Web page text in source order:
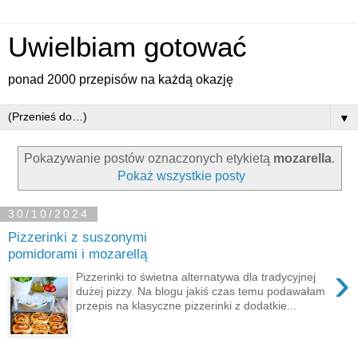
Uwielbiam gotować
ponad 2000 przepisów na każdą okazję
▼
Pokazywanie postów oznaczonych etykietą mozarella.
Pokaż wszystkie posty
30/10/2024
Pizzerinki z suszonymi
pomidorami i mozarellą
›
Pizzerinki to świetna alternatywa dla tradycyjnej
dużej pizzy. Na blogu jakiś czas temu podawałam
przepis na klasyczne pizzerinki z dodatkie...